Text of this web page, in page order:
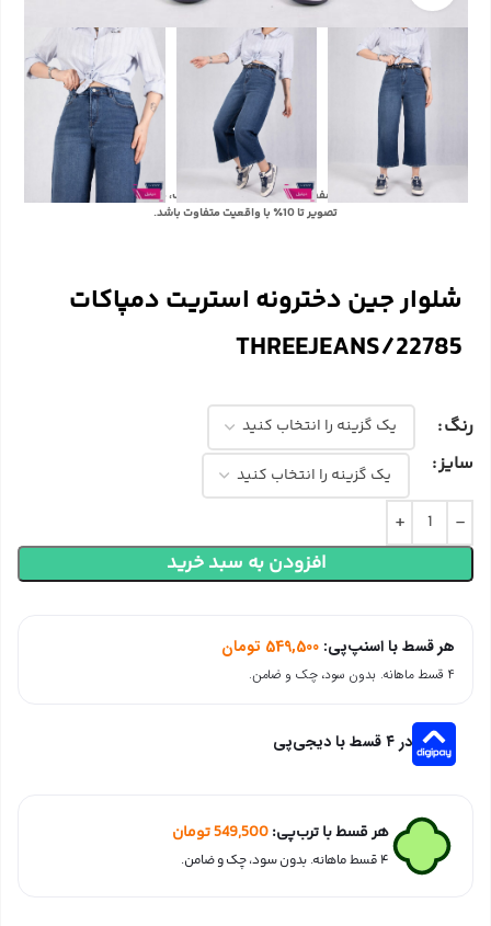
با توجه به تفاوت رنگ‌ها در صفحه نمایش دستگاه‌های مختلف، ممکن است رنگ محصولات در
تصویر تا 10٪ با واقعیت متفاوت باشد.
شلوار جین دخترونه استریت دمپاکات
THREEJEANS/22785
رنگ
سایز
افزودن به سبد خرید
هر قسط با اسنپ‌پی: 549,500 تومان
۴ قسط ماهانه. بدون سود، چک و ضامن.
در ۴ قسط با دیجی‌پی
هر قسط با ترب‌پی:549,500تومان
۴ قسط ماهانه. بدون سود، چک و ضامن.